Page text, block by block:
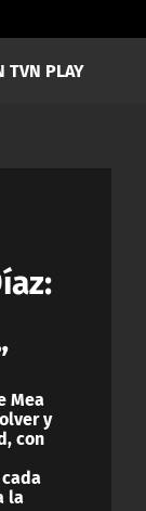
TVN PLAY
Mea
y
con
la